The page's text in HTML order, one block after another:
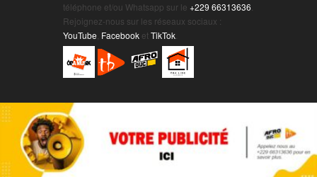
téléphone et/ou Whatsapp sur le +229 66313636
Rejoignez-nous sur les réseaux sociaux :
YouTube Facebook etTikTok